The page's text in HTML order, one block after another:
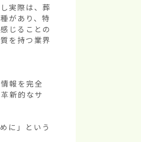
実際は、葬
があり、特
じることの
を持つ業界
報を完全
新的なサ
に」という